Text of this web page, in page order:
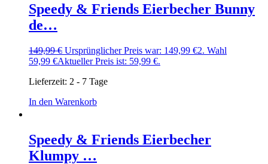
Speedy & Friends Eierbecher Bunny
de…
149,99€ Ursprünglicher Preis war: 149,99 €2. Wahl
59,99 €Aktueller Preis ist: 59,99 €.
Lieferzeit: 2 - 7 Tage
In den Warenkorb
Speedy & Friends Eierbecher
Klumpy …